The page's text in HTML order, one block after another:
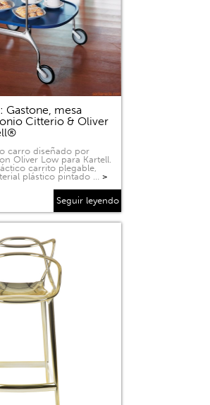
mesa
Citterio & Oliver
carro diseñado por
Oliver Low para Kartell.
carrito plegable,
plástico pintado … >
Seguir leyendo